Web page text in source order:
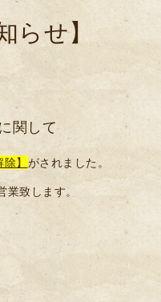
らせ】
関して
】 がされました。
致します。